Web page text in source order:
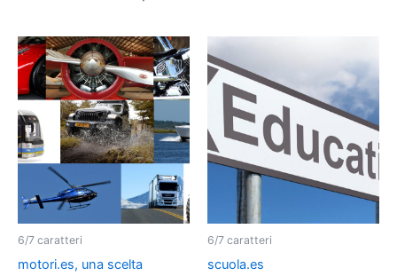
6/7 caratteri
motori.es, una scelta
6/7 caratteri
scuola.es